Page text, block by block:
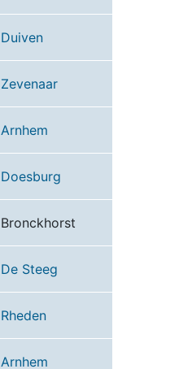
Duiven
Zevenaar
Arnhem
Doesburg
Bronckhorst
De Steeg
Rheden
Arnhem